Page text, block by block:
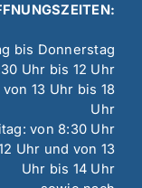
bis Donnerstag
Uhr bis 12 Uhr
von 13 Uhr bis 18
Uhr
von 8:30 Uhr
Uhr und von 13
Uhr bis 14 Uhr